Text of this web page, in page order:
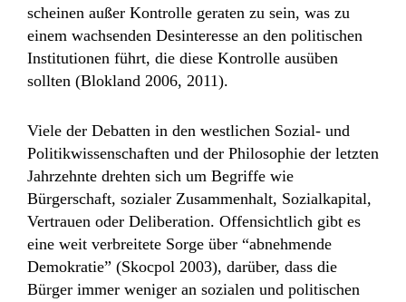
scheinen außer Kontrolle geraten zu sein, was zu
einem wachsenden Desinteresse an den politischen
Institutionen führt, die diese Kontrolle ausüben
sollten (Blokland 2006, 2011).
Viele der Debatten in den westlichen Sozial- und
Politikwissenschaften und der Philosophie der letzten
Jahrzehnte drehten sich um Begriffe wie
Bürgerschaft, sozialer Zusammenhalt, Sozialkapital,
Vertrauen oder Deliberation. Offensichtlich gibt es
eine weit verbreitete Sorge über “abnehmende
Demokratie” (Skocpol 2003), darüber, dass die
Bürger immer weniger an sozialen und politischen